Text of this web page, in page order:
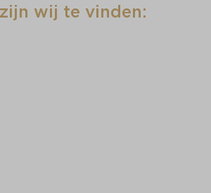
wij te vinden: